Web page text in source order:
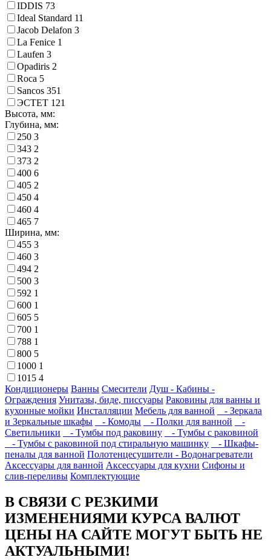
IDDIS 73
Ideal Standard 11
Jacob Delafon 3
La Fenice 1
Laufen 3
Opadiris 2
Roca 5
Sancos 351
ЭСТЕТ 121
Высота, мм:
Глубина, мм:
250 3
343 2
373 2
400 6
405 2
450 4
460 4
465 7
Ширина, мм:
455 3
460 3
494 2
500 3
592 1
600 1
605 5
700 1
788 1
800 5
1000 1
1015 4
Кондиционеры Ванны Смесители Душ - Кабины -
Ограждения Унитазы, биде, писсуары Раковины для ванны и
кухонные мойки Инсталляции Мебель для ванной
- Зеркала
и Зеркальные шкафы
- Комоды - Полки для ванной
-
Светильники
- Тумбы под раковину
- Тумбы с раковиной
- Тумбы с раковиной под стиральную машинку
- Шкафы-
пеналы для ванной Полотенцесушители - Водонагреватели
Аксессуары для ванной Аксессуары для кухни Сифоны и
слив-переливы Комплектующие
В СВЯЗИ С РЕЗКИМИ
ИЗМЕНЕНИЯМИ КУРСА ВАЛЮТ
ЦЕНЫ НА САЙТЕ МОГУТ БЫТЬ НЕ
АКТУАЛЬНЫМИ!